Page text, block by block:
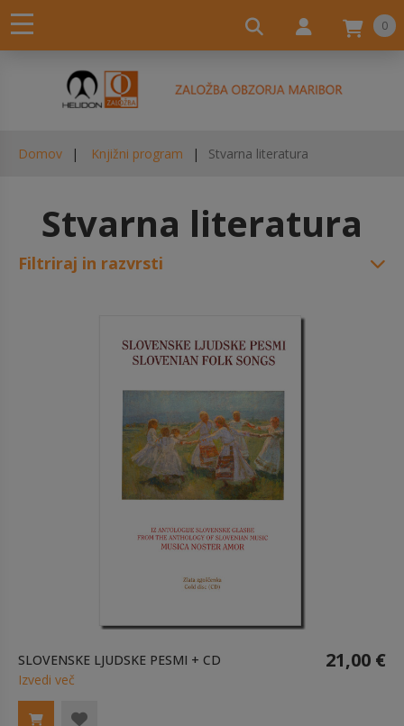
0
Domov Knjižni program Stvarna literatura
Stvarna literatura
SLOVENSKE LJUDSKE PESMI + CD 21,00 €
Izvedi več
Filtriraj in razvrsti